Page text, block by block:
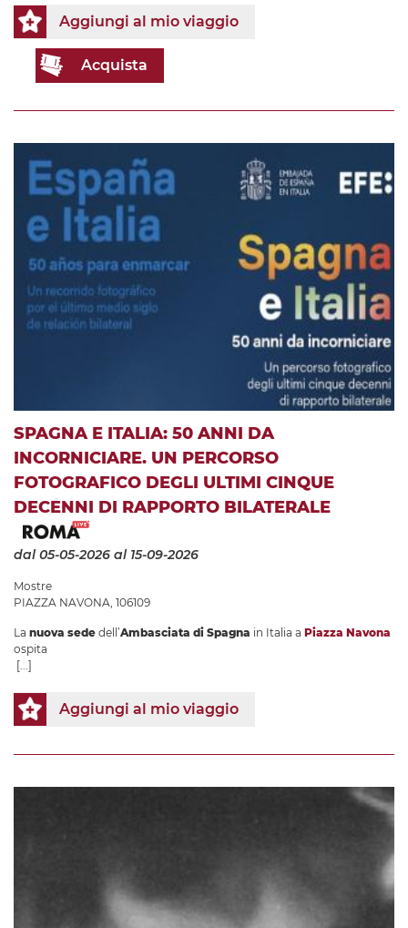
Aggiungi al mio viaggio
Acquista
SPAGNA E ITALIA: 50 ANNI DA
INCORNICIARE. UN PERCORSO
FOTOGRAFICO DEGLI ULTIMI CINQUE
DECENNI DI RAPPORTO BILATERALE
dal 05-05-2026 al 15-09-2026
Mostre
PIAZZA NAVONA, 106109
La nuova sede dell’Ambasciata di Spagna in Italia a Piazza Navona
ospita
[...]
Aggiungi al mio viaggio